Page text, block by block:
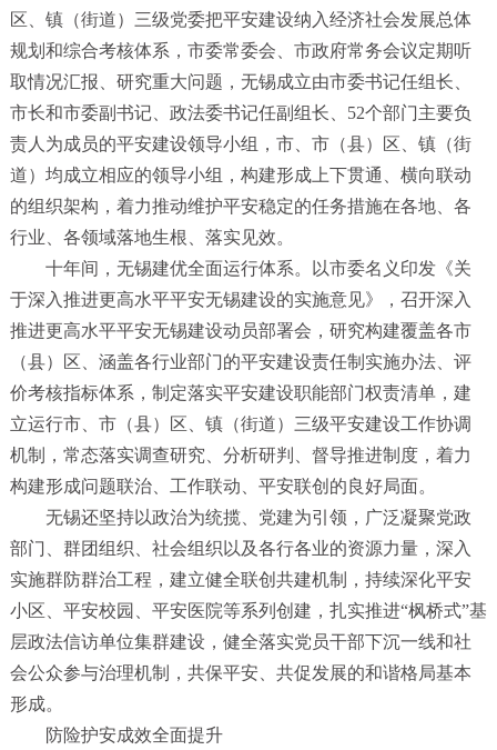
区、镇（街道）三级党委把平安建设纳入经济社会发展总体
规划和综合考核体系，市委常委会、市政府常务会议定期听
取情况汇报、研究重大问题，无锡成立由市委书记任组长、
市长和市委副书记、政法委书记任副组长、 52个部门主要负
责人为成员的平安建设领导小组，市、市（县）区、镇（街
道）均成立相应的领导小组，构建形成上下贯通、横向联动
的组织架构，着力推动维护平安稳定的任务措施在各地、各
行业、各领域落地生根、落实见效。
十年间，无锡建优全面运行体系。以市委名义印发《关
于深入推进更高水平平安无锡建设的实施意见》，召开深入
推进更高水平平安无锡建设动员部署会，研究构建覆盖各市
（县）区、涵盖各行业部门的平安建设责任制实施办法、评
价考核指标体系，制定落实平安建设职能部门权责清单，建
立运行市、市（县）区、镇（街道）三级平安建设工作协调
机制，常态落实调查研究、分析研判、督导推进制度，着力
构建形成问题联治、工作联动、平安联创的良好局面。
无锡还坚持以政治为统揽、党建为引领，广泛凝聚党政
部门、群团组织、社会组织以及各行各业的资源力量，深入
实施群防群治工程，建立健全联创共建机制，持续深化平安
小区、平安校园、平安医院等系列创建，扎实推进“枫桥式”基
层政法信访单位集群建设，健全落实党员干部下沉一线和社
会公众参与治理机制，共保平安、共促发展的和谐格局基本
形成。
防险护安成效全面提升